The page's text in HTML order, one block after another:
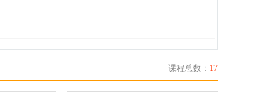
课程总数： 17